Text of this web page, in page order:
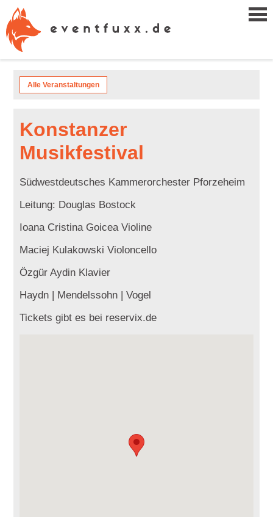
Alle Veranstaltungen
Konstanzer
Musikfestival
Südwestdeutsches Kammerorchester Pforzeheim
Leitung: Douglas Bostock
Ioana Cristina Goicea Violine
Maciej Kulakowski Violoncello
Özgür Aydin Klavier
Haydn | Mendelssohn | Vogel
Tickets gibt es bei reservix.de